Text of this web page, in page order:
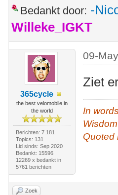
Bedankt door: -
Willeke_IGKT
365cycle
the best velomobile in
the world
Berichten: 7.181
Topics: 131
Lid sinds: Sep 2020
Bedankt: 15596
12269 x bedankt in
5761 berichten
09-
Ziet
In
Quoted
Zoek